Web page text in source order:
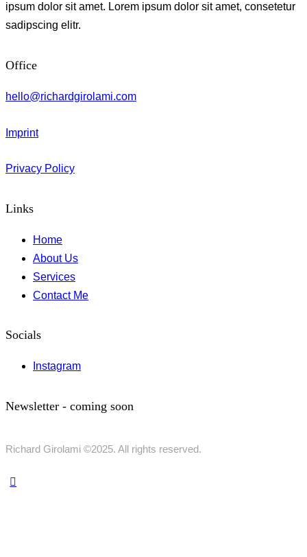
ipsum dolor sit amet. Lorem ipsum dolor sit amet, consetetur
sadipscing elitr.
Office
hello@richardgirolami.com
Imprint
Privacy Policy
Links
Home
About Us
Services
Contact Me
Socials
Instagram
Newsletter - coming soon
Richard Girolami ©2025. All rights reserved.